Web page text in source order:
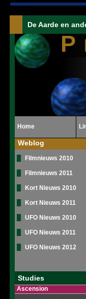
De Aarde en
Home
Weblog
Filmnieuws 2010
Filmnieuws 2011
Kort Nieuws 2010
Kort Nieuws 2011
UFO Nieuws 2010
UFO Nieuws 2011
UFO Nieuws 2012
Studies
Ascension